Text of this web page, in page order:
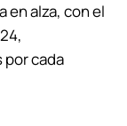
en alza, con el
por cada